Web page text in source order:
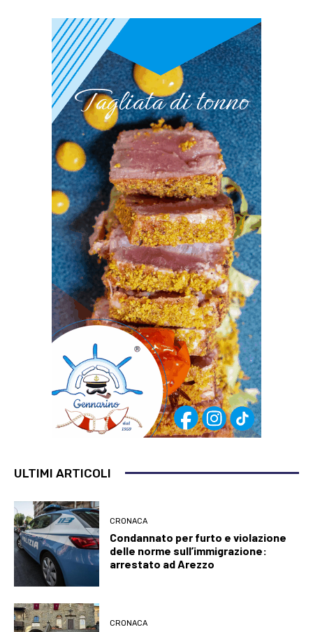
ULTIMI ARTICOLI
CRONACA
Condannato per furto e violazione
delle norme sull’immigrazione:
arrestato ad Arezzo
CRONACA